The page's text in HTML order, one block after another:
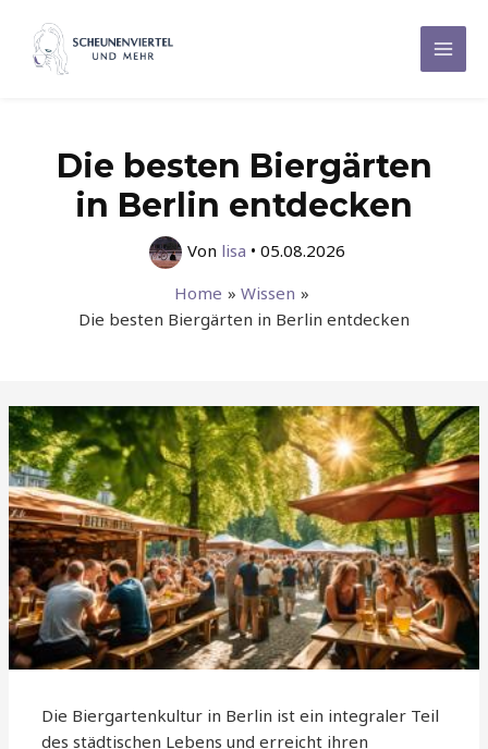
Inhalt
springen
Main
Die besten Biergärten
in Berlin entdecken
Von lisa • 05.08.2026
Home
Wissen
Die besten Biergärten in Berlin entdecken
Die Biergartenkultur in Berlin ist ein integraler Teil
des städtischen Lebens und erreicht ihren